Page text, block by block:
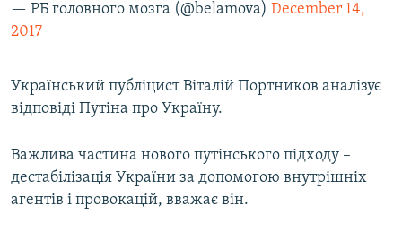
— РБ головного мозга (@belamova) December 14,
2017
Український публіцист Віталій Портников аналізує
відповіді Путіна про Україну.
Важлива частина нового путінського підходу –
дестабілізація України за допомогою внутрішніх
агентів і провокацій, вважає він.